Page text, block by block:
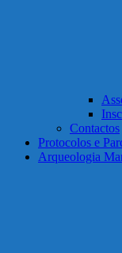
Contactos
Protocolos e
Arqueologia